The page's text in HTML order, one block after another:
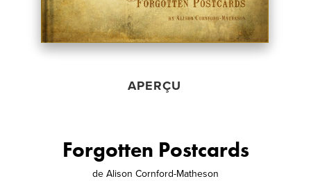
APERÇU
Forgotten Postcards
de Alison Cornford-Matheson